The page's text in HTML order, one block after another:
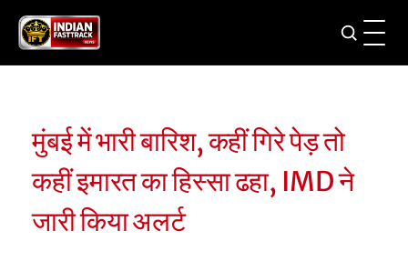
मुंबई में भारी बारिश, कहीं गिरे पेड़ तो
कहीं इमारत का हिस्सा ढहा, IMD ने
जारी किया अलर्ट